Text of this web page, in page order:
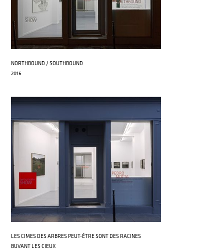
NORTHBOUND / SOUTHBOUND
2016
LES CIMES DES ARBRES PEUT-ÊTRE SONT DES RACINES
BUVANT LES CIEUX